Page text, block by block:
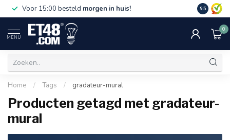
Voor 15:00 besteld morgen in huis! Gratis
€75,-.
9.5
MENU
0
Home / Tags / gradateur-mural
Producten getagd met gradateur-
mural